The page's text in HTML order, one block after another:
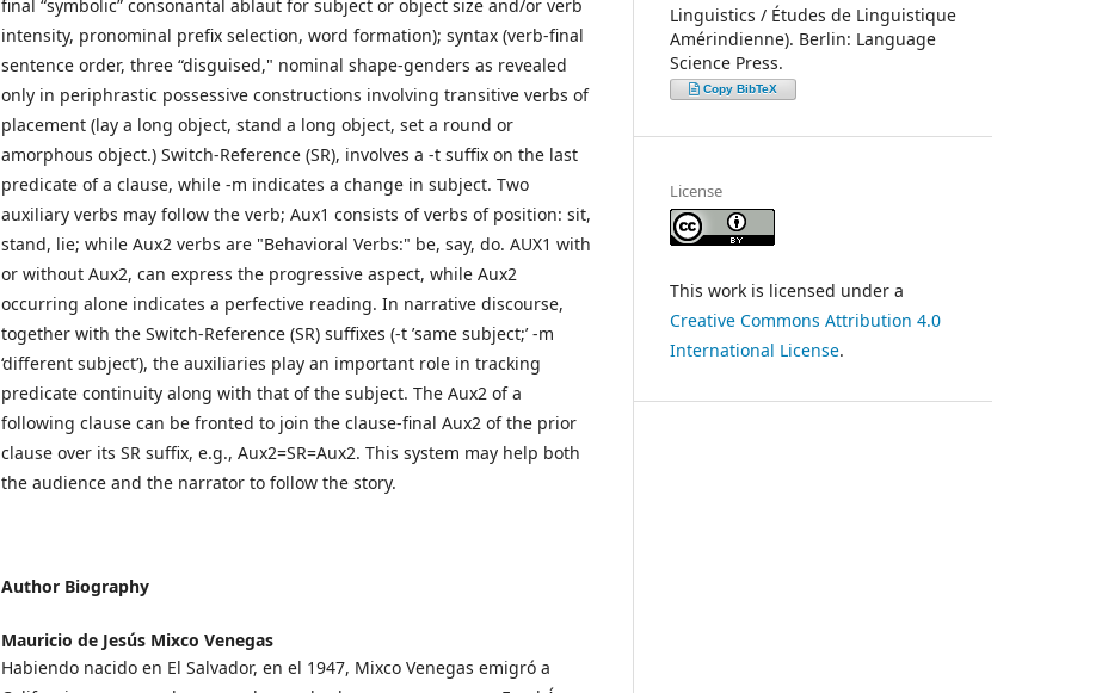
final “symbolic” consonantal ablaut for subject or object size and/or verb
intensity, pronominal prefix selection, word formation); syntax (verb-final
sentence order, three “disguised," nominal shape-genders as revealed
only in periphrastic possessive constructions involving transitive verbs of
placement (lay a long object, stand a long object, set a round or
amorphous object.) Switch-Reference (SR), involves a -t suffix on the last
predicate of a clause, while -m indicates a change in subject. Two
auxiliary verbs may follow the verb; Aux1 consists of verbs of position: sit,
stand, lie; while Aux2 verbs are "Behavioral Verbs:" be, say, do. AUX1 with
or without Aux2, can express the progressive aspect, while Aux2
occurring alone indicates a perfective reading. In narrative discourse,
together with the Switch-Reference (SR) suffixes (-t ’same subject;’ -m
‘different subject’), the auxiliaries play an important role in tracking
predicate continuity along with that of the subject. The Aux2 of a
following clause can be fronted to join the clause-final Aux2 of the prior
clause over its SR suffix, e.g., Aux2=SR=Aux2. This system may help both
the audience and the narrator to follow the story.
Author Biography
Mauricio de Jesús Mixco Venegas
Habiendo nacido en El Salvador, en el 1947, Mixco Venegas emigró a
Linguistics / Études de Linguistique
Amérindienne). Berlin: Language
Science Press.
Copy BibTeX
License
This work is licensed under a
Creative Commons Attribution 4.0
International License.